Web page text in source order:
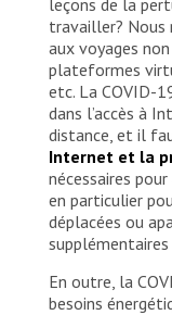
travailler? Nous
aux voyages
plateformes
etc. La COVID-
dans l’accès à
distance, et il
Internet et la
nécessaires
en particulier
déplacées ou
En outre, la
besoins